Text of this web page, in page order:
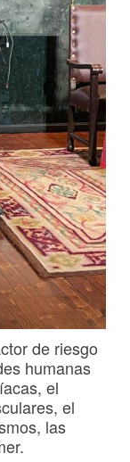
de riesgo
humanas
el
el
las